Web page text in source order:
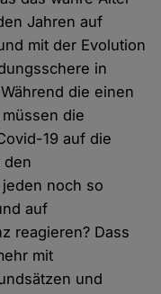
Jahren auf
mit der Evolution
in
die einen
die
19 auf die
den
noch so
auf
reagieren? Dass
mit
und